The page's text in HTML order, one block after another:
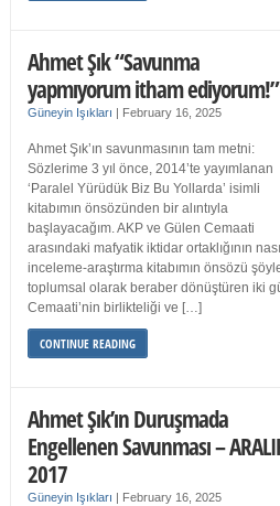
Ahmet Şık “Savunma
yapmıyorum itham ediyorum!”
Güneyin Işıkları | February 16, 2025
Ahmet Şık’ın savunmasının tam metni:
Sözlerime 3 yıl önce, 2014’te yayımlanan
‘Paralel Yürüdük Biz Bu Yollarda’ isimli
kitabımın önsözünden bir alıntıyla
başlayacağım. AKP ve Gülen Cemaati
arasındaki mafyatik iktidar ortaklığının
inceleme-araştırma kitabımın önsözü
toplumsal olarak beraber dönüştüren iki
Cemaati’nin birlikteliği ve […]
CONTINUE READING
Ahmet Şık’ın Duruşmada
Engellenen Savunması –
2017
Güneyin Işıkları | February 16, 2025